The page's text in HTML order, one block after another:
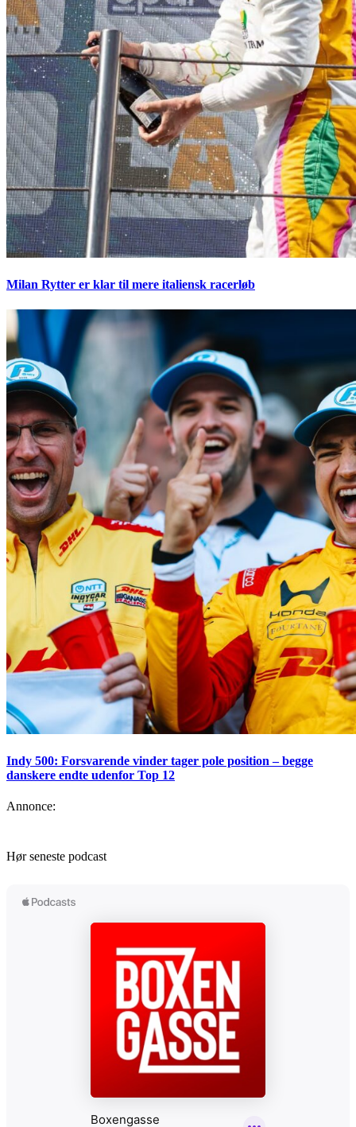
Milan Rytter er klar til mere italiensk racerløb
Indy 500: Forsvarende vinder tager pole position – begge
danskere endte udenfor Top 12
Annonce:
Hør seneste podcast